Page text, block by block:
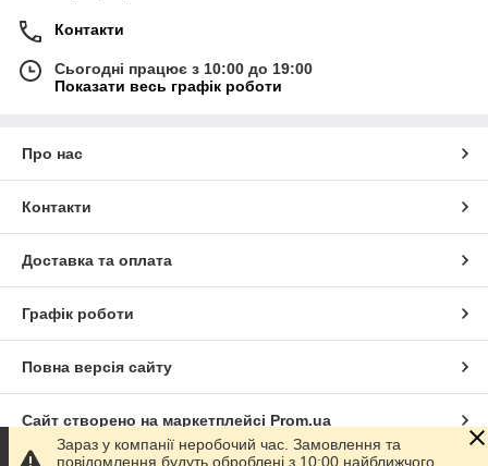
Контакти
Сьогодні працює з 10:00 до 19:00
Показати весь графік роботи
Про нас
Контакти
Доставка та оплата
Графік роботи
Повна версія сайту
Сайт створено на маркетплейсі Prom.ua
Зараз у компанії неробочий час. Замовлення та
повідомлення будуть оброблені з 10:00 найближчого